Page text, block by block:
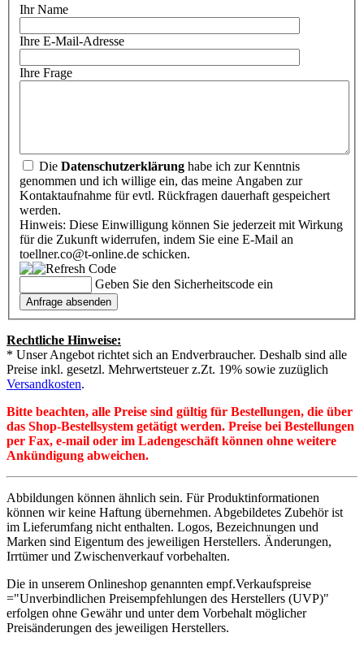
Ihr Name
Ihre E-Mail-Adresse
Ihre Frage
Die Datenschutzerklärung habe ich zur Kenntnis
genommen und ich willige ein, das meine Angaben zur
Kontaktaufnahme für evtl. Rückfragen dauerhaft gespeichert
werden.
Hinweis: Diese Einwilligung können Sie jederzeit mit Wirkung
für die Zukunft widerrufen, indem Sie eine E-Mail an
toellner.co@t-online.de schicken.
Geben Sie den Sicherheitscode ein
Rechtliche Hinweise:
* Unser Angebot richtet sich an Endverbraucher. Deshalb sind alle
Preise inkl. gesetzl. Mehrwertsteuer z.Zt. 19% sowie zuzüglich
Versandkosten.
Bitte beachten, alle Preise sind gültig für Bestellungen, die über
das Shop-Bestellsystem getätigt werden. Preise bei Bestellungen
per Fax, e-mail oder im Ladengeschäft können ohne weitere
Ankündigung abweichen.
Abbildungen können ähnlich sein. Für Produktinformationen
können wir keine Haftung übernehmen. Abgebildetes Zubehör ist
im Lieferumfang nicht enthalten. Logos, Bezeichnungen und
Marken sind Eigentum des jeweiligen Herstellers. Änderungen,
Irrtümer und Zwischenverkauf vorbehalten.
Die in unserem Onlineshop genannten empf.Verkaufspreise
="Unverbindlichen Preisempfehlungen des Herstellers (UVP)"
erfolgen ohne Gewähr und unter dem Vorbehalt möglicher
Preisänderungen des jeweiligen Herstellers.